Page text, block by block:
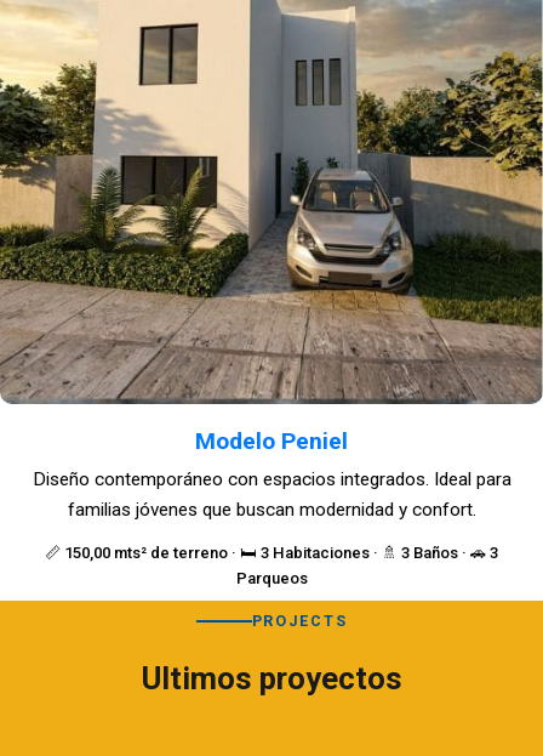
Modelo Peniel
📏 150,00 mts² de terreno · 🛏️ 3 Habitaciones · 🚿 3 Baños · 🚗 3
Parqueos
Diseño contemporáneo con espacios integrados. Ideal para
familias jóvenes que buscan modernidad y confort.
PROJECTS
Ultimos proyectos